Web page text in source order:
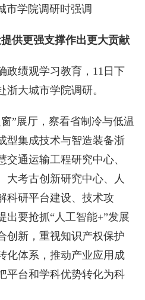
市学院调研时强调
供更强支撑作出更大贡献
政绩观学习教育，11日下
大城市学院调研。
”展厅，察看省制冷与低温
型集成技术与智造装备浙
通运输工程研究中心、
大考古创新研究中心、人
科研平台建设、技术攻
出要抢抓“人工智能+”发展
创新，重视知识产权保护
化体系，推动产业应用成
平台和学科优势转化为科